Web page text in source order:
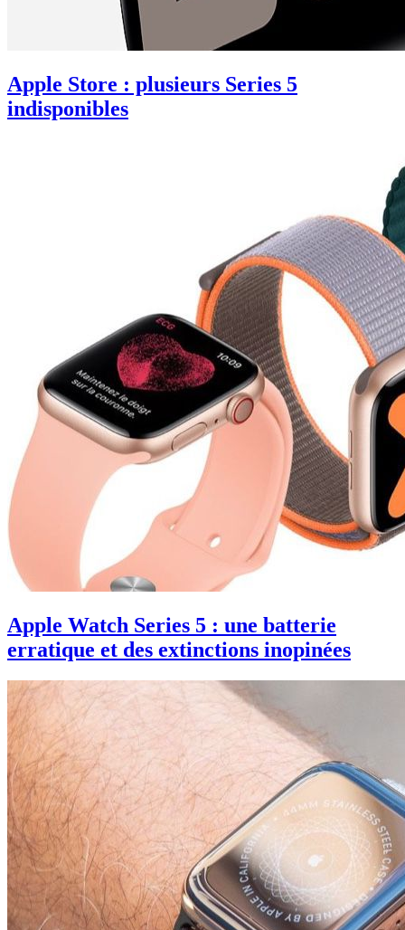
Apple Store : plusieurs Series 5
indisponibles
Apple Watch Series 5 : une batterie
erratique et des extinctions inopinées